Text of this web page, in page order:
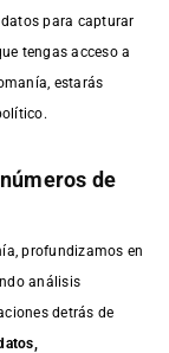
para capturar
tengas acceso a
estarás
de
profundizamos en
análisis
detrás de